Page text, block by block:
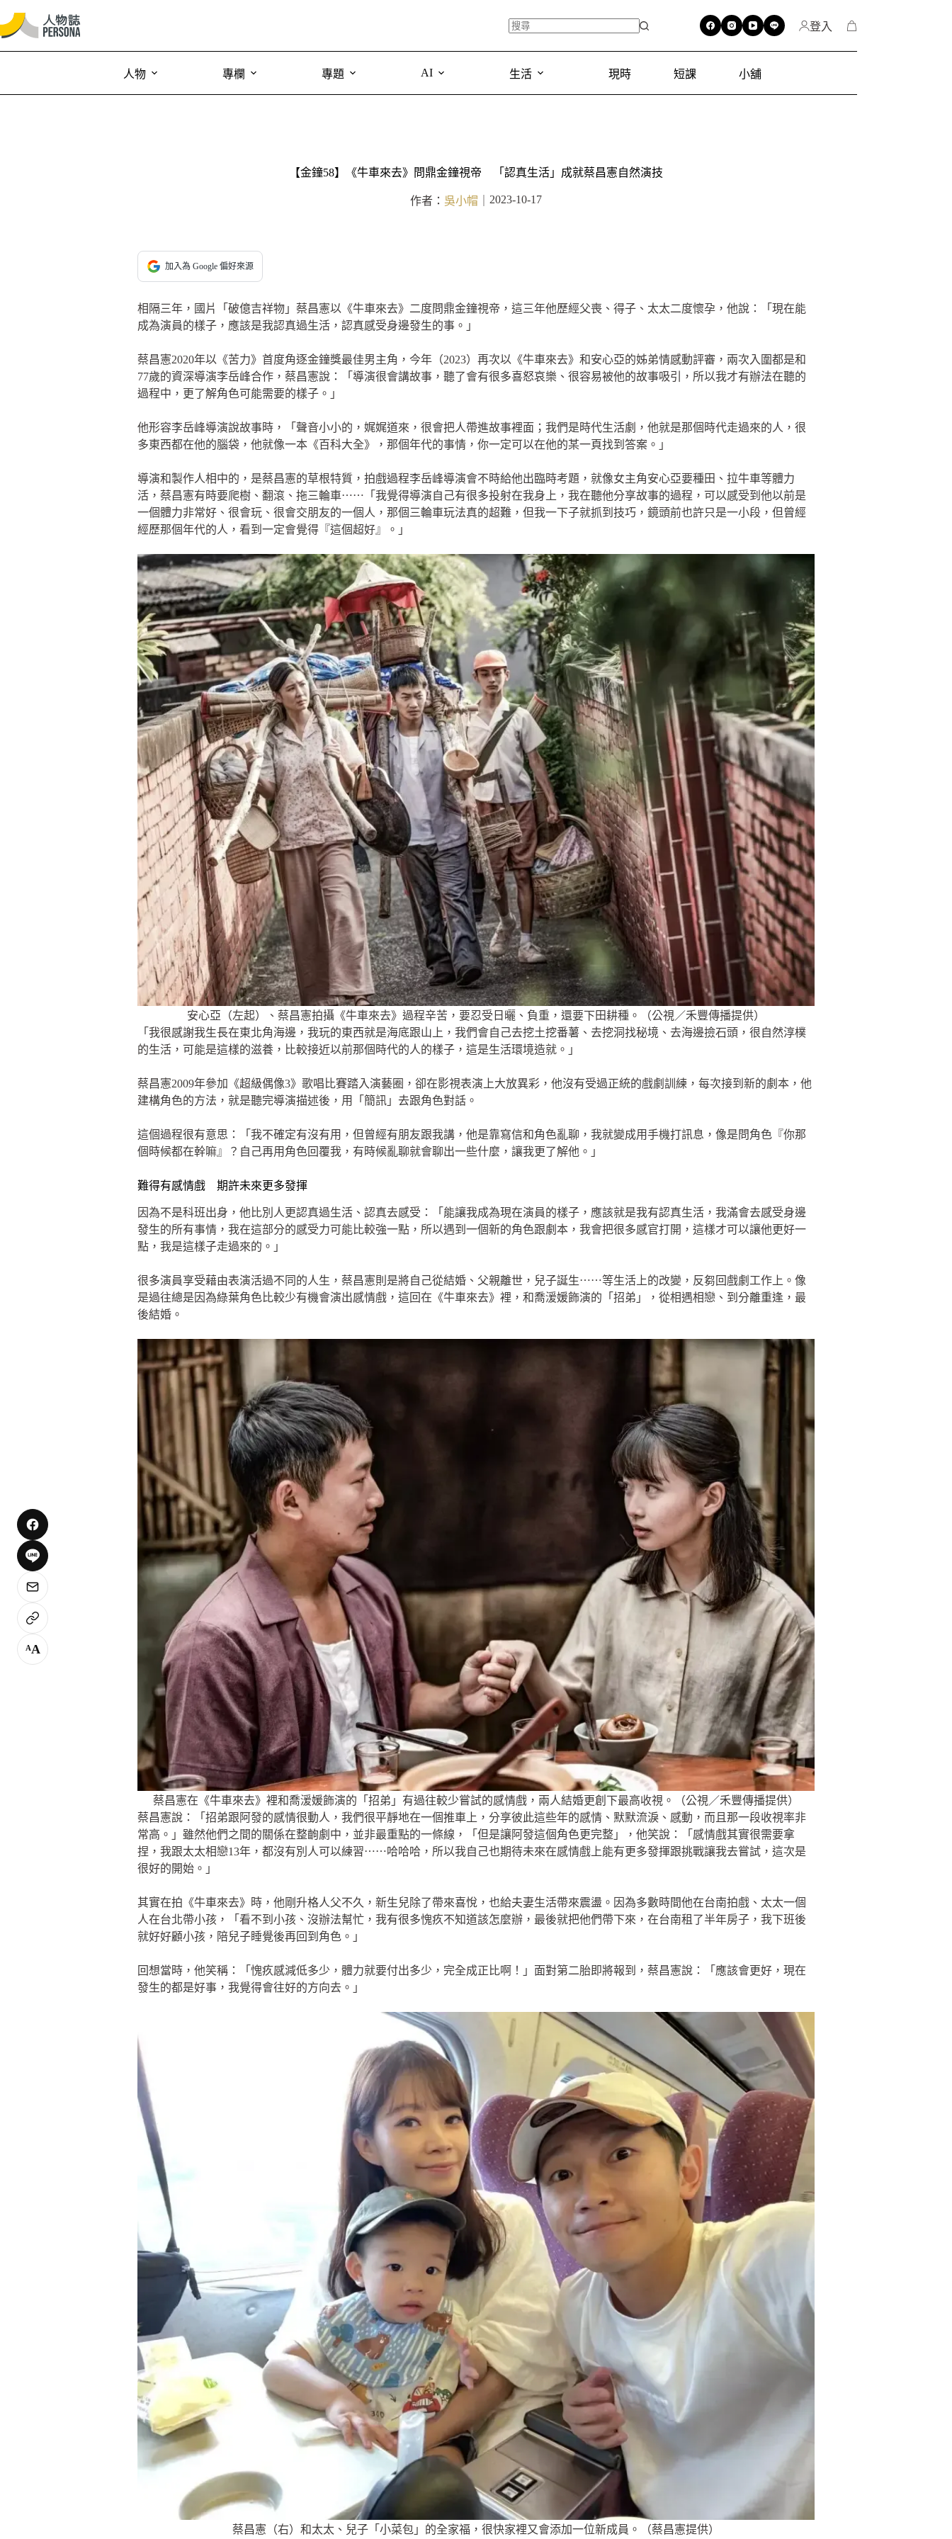
登入
人物 專欄 專題 AI 生活 現時 短課 小舖
【金鐘58】《牛車來去》問鼎金鐘視帝 「認真生活」成就蔡昌憲自然演技
作者： 吳小帽 2023-10-17
加入為 Google 偏好來源
相隔三年，國片「破億吉祥物」蔡昌憲以《牛車來去》二度問鼎金鐘視帝，這三年他歷經父喪、得子、太太二度懷孕，他說：「現在能
成為演員的樣子，應該是我認真過生活，認真感受身邊發生的事。」
蔡昌憲2020年以《苦力》首度角逐金鐘獎最佳男主角，今年（2023）再次以《牛車來去》和安心亞的姊弟情感動評審，兩次入圍都是和
77歲的資深導演李岳峰合作，蔡昌憲說：「導演很會講故事，聽了會有很多喜怒哀樂、很容易被他的故事吸引，所以我才有辦法在聽的
過程中，更了解角色可能需要的樣子。」
他形容李岳峰導演說故事時，「聲音小小的，娓娓道來，很會把人帶進故事裡面；我們是時代生活劇，他就是那個時代走過來的人，很
多東西都在他的腦袋，他就像一本《百科大全》，那個年代的事情，你一定可以在他的某一頁找到答案。」
導演和製作人相中的，是蔡昌憲的草根特質，拍戲過程李岳峰導演會不時給他出臨時考題，就像女主角安心亞要種田、拉牛車等體力
活，蔡昌憲有時要爬樹、翻滾、拖三輪車⋯⋯「我覺得導演自己有很多投射在我身上，我在聽他分享故事的過程，可以感受到他以前是
一個體力非常好、很會玩、很會交朋友的一個人，那個三輪車玩法真的超難，但我一下子就抓到技巧，鏡頭前也許只是一小段，但曾經
經歷那個年代的人，看到一定會覺得『這個超好』。」
安心亞（左起）、蔡昌憲拍攝《牛車來去》過程辛苦，要忍受日曬、負重，還要下田耕種。（公視／禾豐傳播提供）
「我很感謝我生長在東北角海邊，我玩的東西就是海底跟山上，我們會自己去挖土挖番薯、去挖洞找秘境、去海邊撿石頭，很自然淳樸
的生活，可能是這樣的滋養，比較接近以前那個時代的人的樣子，這是生活環境造就。」
蔡昌憲2009年參加《超級偶像3》歌唱比賽踏入演藝圈，卻在影視表演上大放異彩，他沒有受過正統的戲劇訓練，每次接到新的劇本，他
建構角色的方法，就是聽完導演描述後，用「簡訊」去跟角色對話。
這個過程很有意思：「我不確定有沒有用，但曾經有朋友跟我講，他是靠寫信和角色亂聊，我就變成用手機打訊息，像是問角色『你那
個時候都在幹嘛』？自己再用角色回覆我，有時候亂聊就會聊出一些什麼，讓我更了解他。」
難得有感情戲 期許未來更多發揮
因為不是科班出身，他比別人更認真過生活、認真去感受：「能讓我成為現在演員的樣子，應該就是我有認真生活，我滿會去感受身邊
發生的所有事情，我在這部分的感受力可能比較強一點，所以遇到一個新的角色跟劇本，我會把很多感官打開，這樣才可以讓他更好一
點，我是這樣子走過來的。」
很多演員享受藉由表演活過不同的人生，蔡昌憲則是將自己從結婚、父親離世，兒子誕生⋯⋯等生活上的改變，反芻回戲劇工作上。像
是過往總是因為綠葉角色比較少有機會演出感情戲，這回在《牛車來去》裡，和喬湲媛飾演的「招弟」，從相遇相戀、到分離重逢，最
後結婚。
蔡昌憲在《牛車來去》裡和喬湲媛飾演的「招弟」有過往較少嘗試的感情戲，兩人結婚更創下最高收視。（公視／禾豐傳播提供）
蔡昌憲說：「招弟跟阿發的感情很動人，我們很平靜地在一個推車上，分享彼此這些年的感情、默默流淚、感動，而且那一段收視率非
常高。」雖然他們之間的關係在整齣劇中，並非最重點的一條線，「但是讓阿發這個角色更完整」，他笑說：「感情戲其實很需要拿
捏，我跟太太相戀13年，都沒有別人可以練習⋯⋯哈哈哈，所以我自己也期待未來在感情戲上能有更多發揮跟挑戰讓我去嘗試，這次是
很好的開始。」
其實在拍《牛車來去》時，他剛升格人父不久，新生兒除了帶來喜悅，也給夫妻生活帶來震盪。因為多數時間他在台南拍戲、太太一個
人在台北帶小孩，「看不到小孩、沒辦法幫忙，我有很多愧疚不知道該怎麼辦，最後就把他們帶下來，在台南租了半年房子，我下班後
就好好顧小孩，陪兒子睡覺後再回到角色。」
回想當時，他笑稱：「愧疚感減低多少，體力就要付出多少，完全成正比啊！」面對第二胎即將報到，蔡昌憲說：「應該會更好，現在
發生的都是好事，我覺得會往好的方向去。」
蔡昌憲（右）和太太、兒子「小菜包」的全家福，很快家裡又會添加一位新成員。（蔡昌憲提供）
AA